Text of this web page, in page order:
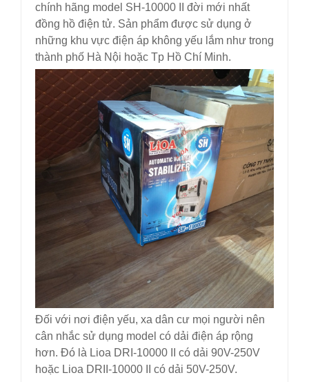
chính hãng model SH-10000 II đời mới nhất
đồng hồ điện tử. Sản phẩm được sử dụng ở
những khu vực điện áp không yếu lắm như trong
thành phố Hà Nội hoặc Tp Hồ Chí Minh.
Đối với nơi điện yếu, xa dân cư mọi người nên
cân nhắc sử dụng model có dải điện áp rộng
hơn. Đó là Lioa DRI-10000 II có dải 90V-250V
hoặc Lioa DRII-10000 II có dải 50V-250V.